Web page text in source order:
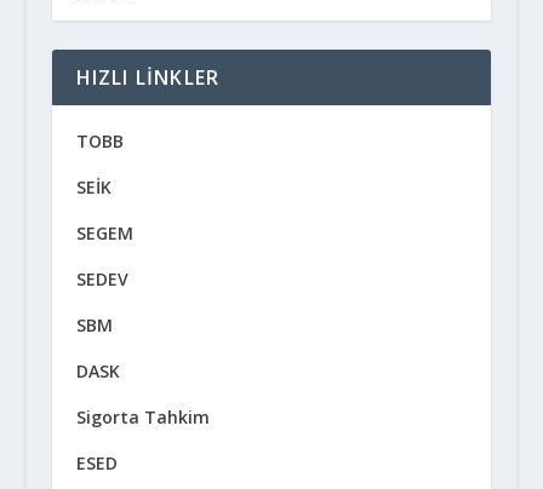
HIZLI LINKLER
TOBB
SEİK
SEGEM
SEDEV
SBM
DASK
Sigorta Tahkim
ESED